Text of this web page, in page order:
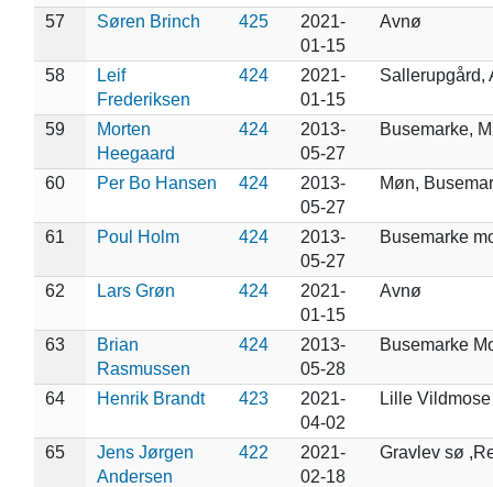
57
Søren Brinch 425
2021-
01-15
Avnø
58
Leif
Frederiksen
424
2021-
01-15
Sallerupgård,
59
Morten
Heegaard
424
2013-
05-27
Busemarke,
60 Per Bo Hansen 424
2013-
05-27
Møn,
61 Poul Holm 424
2013-
05-27
Busemarke
62 Lars Grøn 424
2021-
01-15
Avnø
63
Brian
Rasmussen
424
2013-
05-28
Busemarke
64 Henrik Brandt 423
2021-
04-02
Lille Vildmose
65
Jens Jørgen
Andersen
422
2021-
02-18
Gravlev sø